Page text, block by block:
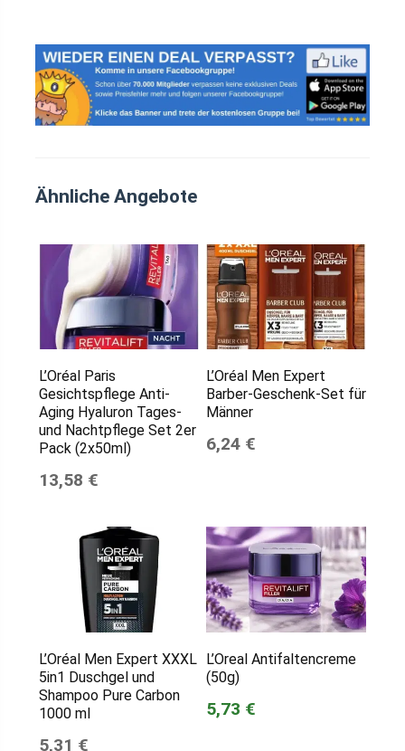
Ähnliche Angebote
L’Oréal Paris
Gesichtspflege Anti-
Aging Hyaluron Tages-
und Nachtpflege Set 2er
Pack (2x50ml)
13,58 €
L’Oréal Men Expert
Barber-Geschenk-Set für
Männer
6,24 €
L’Oréal Men Expert XXXL
5in1 Duschgel und
Shampoo Pure Carbon
1000 ml
5,31 €
L’Oreal Antifaltencreme
(50g)
5,73 €